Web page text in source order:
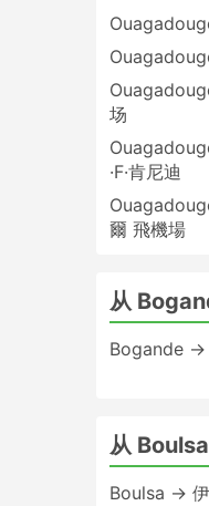
场
·F·肯尼迪
爾 飛機場
从
Bogande
从
Boulsa →